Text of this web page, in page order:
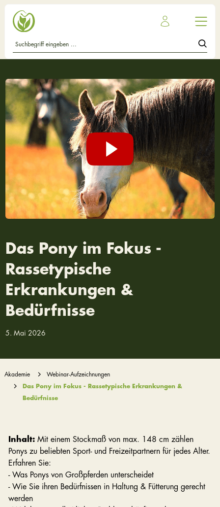
Das Pony im Fokus -
Rassetypische
Erkrankungen &
Bedürfnisse
5. Mai 2026
Akademie
Webinar-Aufzeichnungen
Das Pony im Fokus - Rassetypische Erkrankungen &
Bedürfnisse
Inhalt: Mit einem Stockmaß von max. 148 cm zählen
Ponys zu beliebten Sport- und Freizeitpartnern für jedes Alter.
Erfahren Sie:
- Was Ponys von Großpferden unterscheidet
- Wie Sie ihren Bedürfnissen in Haltung & Fütterung gerecht
werden